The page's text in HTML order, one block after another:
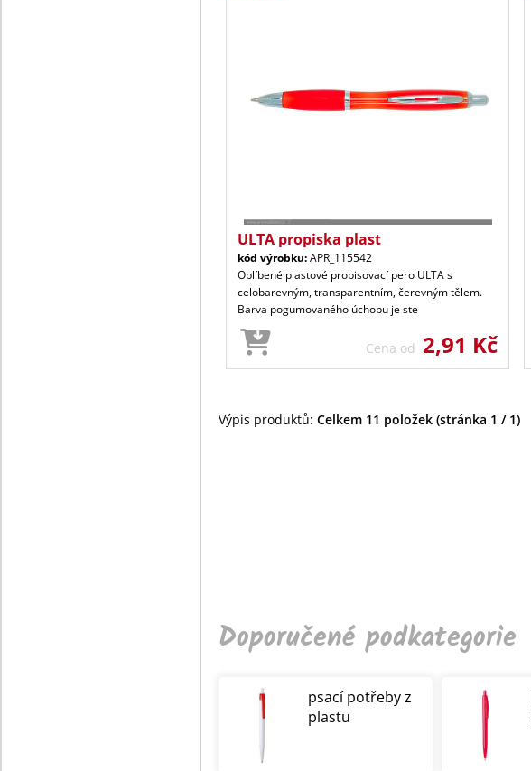
ULTA propiska plast
kód výrobku:APR_115542
Oblíbené plastové propisovací pero ULTA s
celobarevným, transparentním, čerevným tělem.
Barva pogumovaného úchopu je ste
Cena od 2,91 Kč
Výpis produktů: Celkem 11 položek (stránka 1 / 1)
Doporučené podkategorie
psací potřeby z
plastu